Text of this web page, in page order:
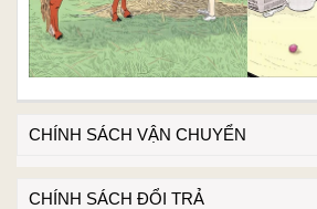
CHÍNH SÁCH VẬN CHUYỂN
CHÍNH SÁCH ĐỔI TRẢ